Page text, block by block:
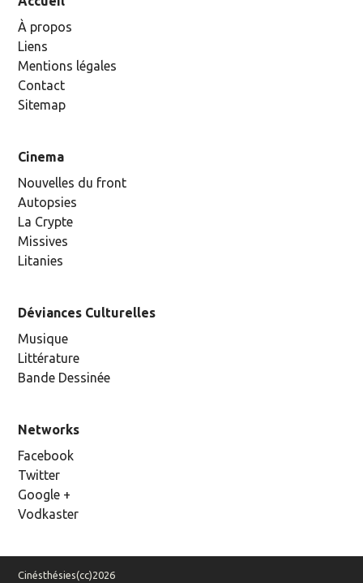
À propos
Liens
Mentions légales
Contact
Sitemap
Cinema
Nouvelles du front
Autopsies
La Crypte
Missives
Litanies
Déviances Culturelles
Musique
Littérature
Bande Dessinée
Networks
Facebook
Twitter
Google +
Vodkaster
Cinésthésies(cc)2026